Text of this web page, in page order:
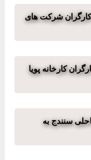
کارگران شرکت های
کارخانه پویا
سنندج به